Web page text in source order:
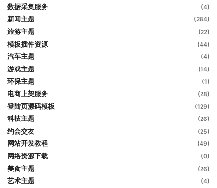
数据采集服务 (4)
新闻主题 (284)
旅游主题 (22)
模板插件资源 (44)
汽车主题 (4)
游戏主题 (14)
环保主题 (1)
电商上架服务 (28)
登陆页源码模板 (129)
科技主题 (26)
约会交友 (25)
网站开发教程 (49)
网络资源下载 (0)
美食主题 (26)
艺术主题 (4)